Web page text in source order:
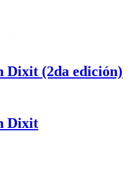
(2da edición)
Dixit